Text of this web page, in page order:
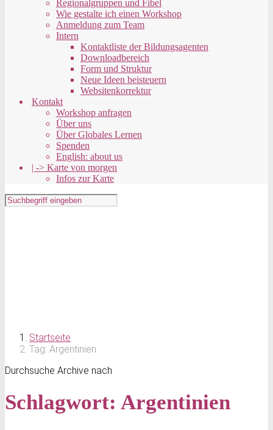
Regionalgruppen und Fibel
Wie gestalte ich einen Workshop
Anmeldung zum Team
Intern
Kontaktliste der Bildungsagenten
Downloadbereich
Form und Struktur
Neue Ideen beisteuern
Websitenkorrektur
Kontakt
Workshop anfragen
Über uns
Über Globales Lernen
Spenden
English: about us
| -> Karte von morgen
Infos zur Karte
Startseite
Tag: Argentinien
Durchsuche Archive nach
Schlagwort: Argentinien